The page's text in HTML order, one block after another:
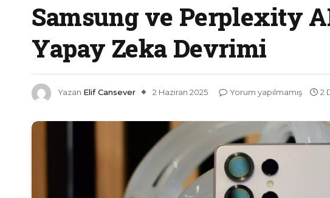
Samsung ve Perplexity
Yapay Zeka Devrimi
Yazan Elif Cansever 2 Haziran 2025 Yorum yapılmamış 2